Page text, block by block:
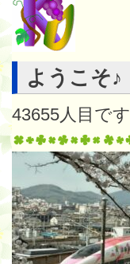
ようこそ♪
43655人目です